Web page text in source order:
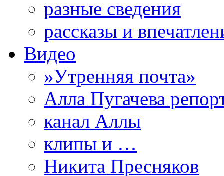
разные сведения
рассказы и
Видео
»Утренняя почта»
Алла Пугачева
канал Аллы
клипы и …
Никита Пресняков